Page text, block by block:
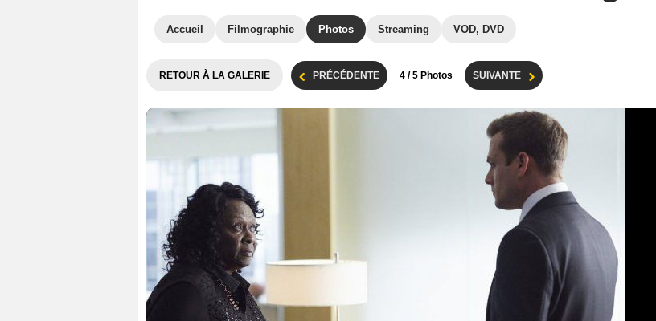
Accueil Filmographie Photos Streaming VOD, DVD
RETOUR À LA GALERIE PRÉCÉDENTE 4 / 5 Photos SUIVANTE